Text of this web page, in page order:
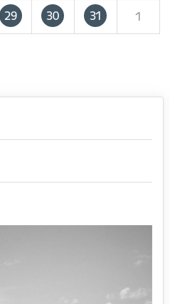
29 30 31 1